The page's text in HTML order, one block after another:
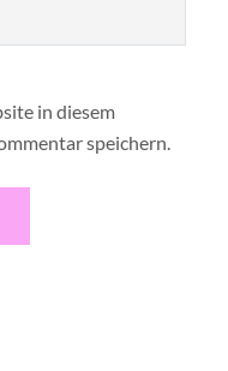
in diesem
speichern.